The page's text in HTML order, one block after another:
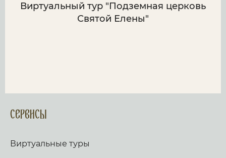
Виртуальный тур "Подземная церковь
Святой Елены"
Сервисы
Виртуальные туры